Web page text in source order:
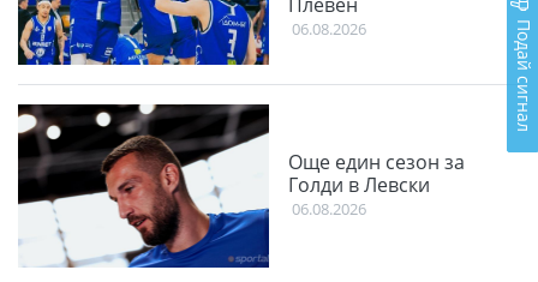
06.08.2026
Още един сезон за
Голди в Левски
06.08.2026
Подай сигнал